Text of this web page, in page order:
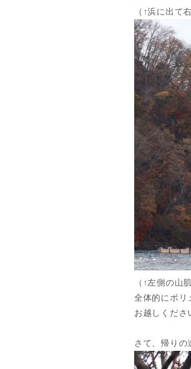
（↑浜に出て
（↑左側の山肌
全体的にボリ
お越しくださ
さて、帰りの